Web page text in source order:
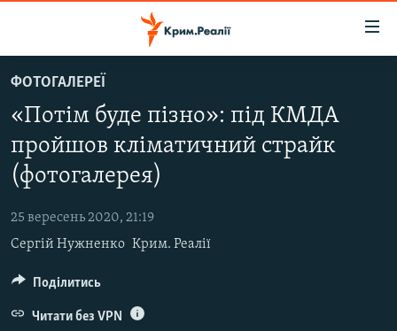
до
основного
матеріалу
Перейти
до
навігації
Перейти
пошуку
ВОДА.КРИМ
ВІДЕО ТА ФОТО
ПОЛІТИКА
БЛОГИ
ПОГЛЯД
ІНТЕРВ'Ю
ВСЕ ЗА ДЕНЬ
ФОТОГАЛЕРЕЇ
«Потім буде пізно»: під КМДА
пройшов кліматичний страйк
(фотогалерея)
25 вересень 2020, 21:19
Сергій Нужненко Крим. Реалії
Поділитись
Читати без VPN